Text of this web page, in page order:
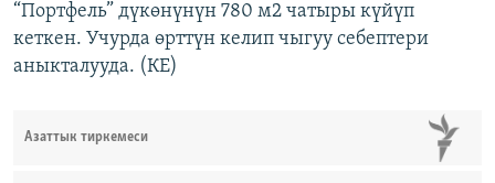
“Портфель” дүкөнүнүн 780 м2 чатыры күйүп
кеткен. Учурда өрттүн келип чыгуу себептери
аныкталууда. (КЕ)
Азаттык тиркемеси